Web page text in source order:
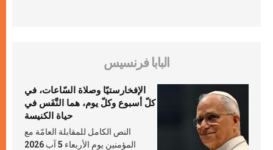
البابا فرنسيس
الإفخارستيّا وصلاة السّاعات، في
كلّ أسبوع وكلّ يوم، هما النَّفَس في
حياة الكنيسة
النص الكامل للمقابلة العامّة مع
المؤمنين يوم الأربعاء 5 آب 2026